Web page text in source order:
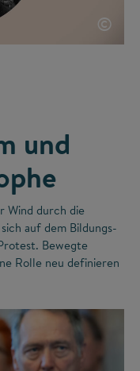
©
und
Wind durch die
auf dem Bildungs-
Bewegte
Rolle neu definieren